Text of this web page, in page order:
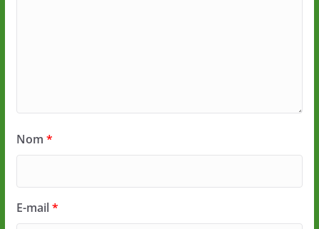
Nom *
E-mail*